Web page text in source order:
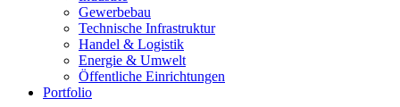
Gewerbebau
Technische Infrastruktur
Handel & Logistik
Energie & Umwelt
Öffentliche Einrichtungen
Portfolio